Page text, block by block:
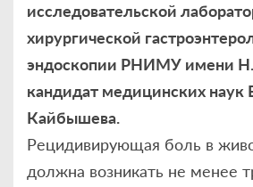
исследовательской
хирургической
эндоскопии РНИМУ имени
кандидат медицинских наук
Кайбышева.
Рецидивирующая боль в
должна возникать не менее